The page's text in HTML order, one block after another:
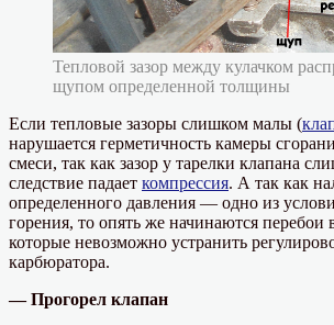
Тепловой зазор между кулачком
щупом определенной толщины
Если тепловые зазоры слишком малы (
нарушается герметичность камеры
смеси, так как зазор у тарелки клапана
следствие падает компрессия. А так как
определенного давления — одно из
горения, то опять же начинаются перебои
которые невозможно устранить
карбюратора.
— Прогорел клапан